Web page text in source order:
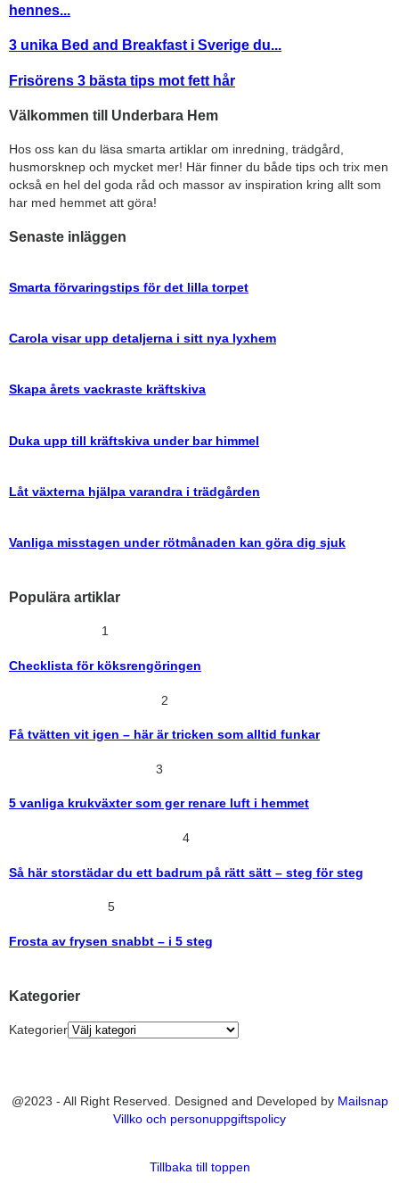
hennes...
3 unika Bed and Breakfast i Sverige du...
Frisörens 3 bästa tips mot fett hår
Välkommen till Underbara Hem
Hos oss kan du läsa smarta artiklar om inredning, trädgård,
husmorsknep och mycket mer! Här finner du både tips och trix men
också en hel del goda råd och massor av inspiration kring allt som
har med hemmet att göra!
Senaste inläggen
Smarta förvaringstips för det lilla torpet
Carola visar upp detaljerna i sitt nya lyxhem
Skapa årets vackraste kräftskiva
Duka upp till kräftskiva under bar himmel
Låt växterna hjälpa varandra i trädgården
Vanliga misstagen under rötmånaden kan göra dig sjuk
Populära artiklar
1
Checklista för köksrengöringen
2
Få tvätten vit igen – här är tricken som alltid funkar
3
5 vanliga krukväxter som ger renare luft i hemmet
4
Så här storstädar du ett badrum på rätt sätt – steg för steg
5
Frosta av frysen snabbt – i 5 steg
Kategorier
Kategorier
@2023 - All Right Reserved. Designed and Developed by Mailsnap
Villko och personuppgiftspolicy
Tillbaka till toppen